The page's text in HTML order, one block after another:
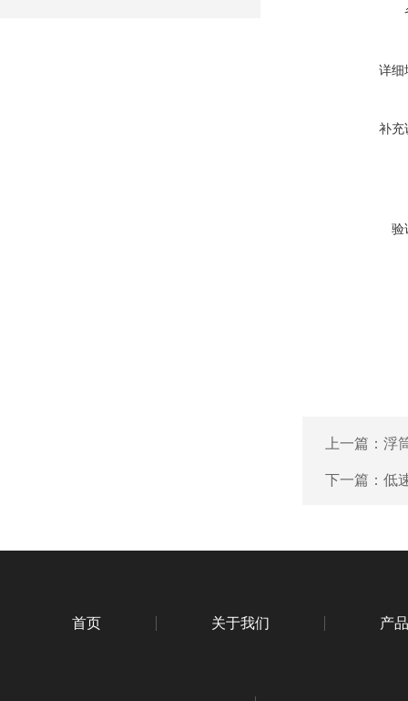
详细
补充
验
上一篇： 浮
下一篇： 低
首页 关于我们 产